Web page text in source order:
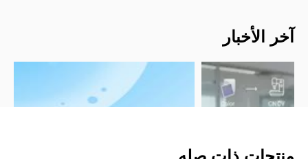
آخر الأخبار